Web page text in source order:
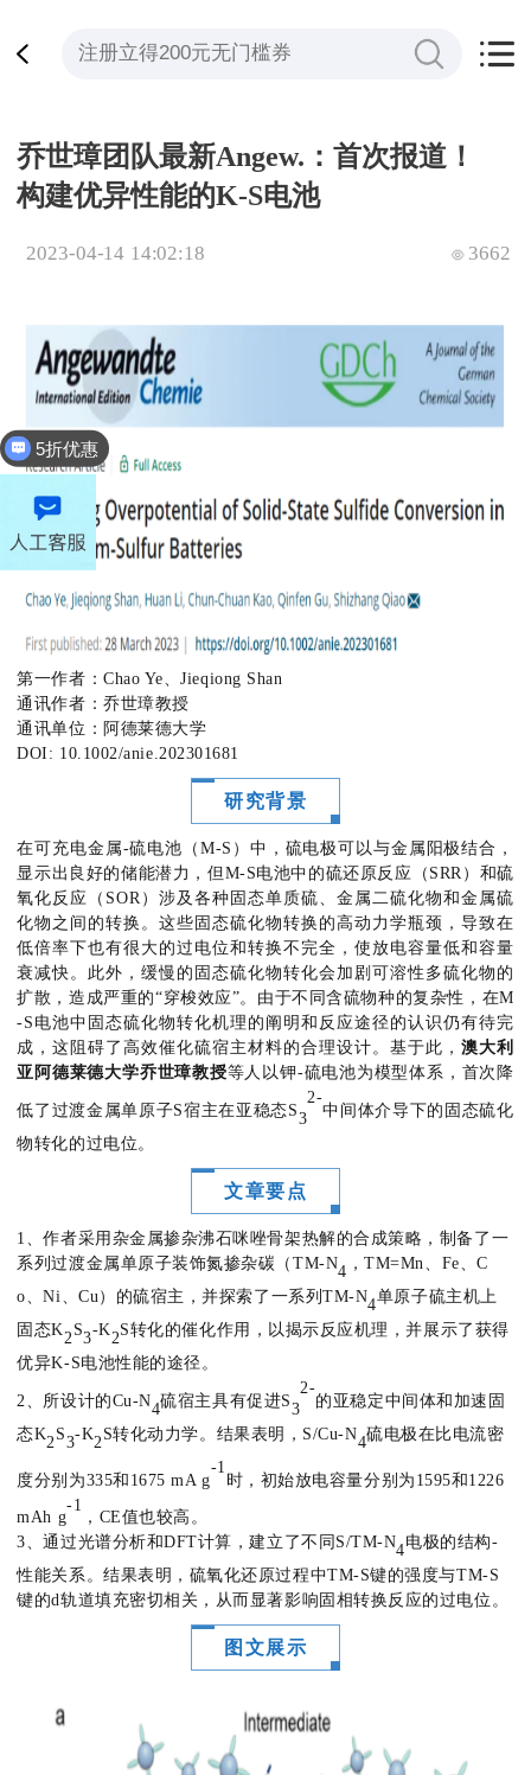
乔世璋团队最新Angew.：首次报道！
构建优异性能的K-S电池
2023-04-14 14:02:18 3662
第一作者：Chao Ye、Jieqiong Shan
通讯作者：乔世璋教授
通讯单位：阿德莱德大学
DOI: 10.1002/anie.202301681
研究背景
在可充电金属-硫电池（M-S）中，硫电极可以与金属阳极结合，
显示出良好的储能潜力，但M-S电池中的硫还原反应（SRR）和硫
氧化反应（SOR）涉及各种固态单质硫、金属二硫化物和金属硫
化物之间的转换。这些固态硫化物转换的高动力学瓶颈，导致在
低倍率下也有很大的过电位和转换不完全，使放电容量低和容量
衰减快。此外，缓慢的固态硫化物转化会加剧可溶性多硫化物的
扩散，造成严重的“穿梭效应”。由于不同含硫物种的复杂性，在M
-S电池中固态硫化物转化机理的阐明和反应途径的认识仍有待完
成，这阻碍了高效催化硫宿主材料的合理设计。基于此，澳大利
亚阿德莱德大学乔世璋教授等人以钾-硫电池为模型体系，首次降
低了过渡金属单原子S宿主在亚稳态S3
2-
中间体介导下的固态硫化
物转化的过电位。
文章要点
1、作者采用杂金属掺杂沸石咪唑骨架热解的合成策略，制备了一
系列过渡金属单原子装饰氮掺杂碳（TM-N4 ，TM=Mn、Fe、C
o、Ni、Cu）的硫宿主，并探索了一系列TM-N4单原子硫主机上
固态K2S3-K2S转化的催化作用，以揭示反应机理，并展示了获得
优异K-S电池性能的途径。
2、所设计的Cu-N4硫宿主具有促进S3
2-
的亚稳定中间体和加速固
态K2S3-K2S转化动力学。结果表明，S/Cu-N4硫电极在比电流密
度分别为335和1675 mA g
-1
时，初始放电容量分别为1595和1226
mAh g
-1
，CE值也较高。
3、通过光谱分析和DFT计算，建立了不同S/TM-N4电极的结构-
性能关系。结果表明，硫氧化还原过程中TM-S键的强度与TM-S
键的d轨道填充密切相关，从而显著影响固相转换反应的过电位。
图文展示
5折优惠